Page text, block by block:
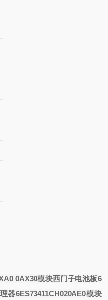
0AX30模块西门子电池板6
器6ES73411CH020AE0模块